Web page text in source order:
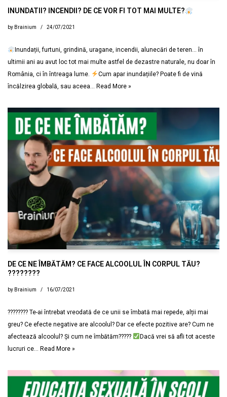
INUNDATII? INCENDII? DE CE VOR FI TOT MAI MULTE?
by Brainium 24/07/2021
Inundații, furtuni, grindină, uragane, incendii, alunecări de teren… în
ultimii ani au avut loc tot mai multe astfel de dezastre naturale, nu doar în
România, ci în întreaga lume.
Cum apar inundațiile? Poate fi de vină
încălzirea globală, sau aceea… Read More »
DE CE NE ÎMBĂTĂM? CE FACE ALCOOLUL ÎN CORPUL TĂU?
????????
by Brainium 16/07/2021
???????? Te-ai întrebat vreodată de ce unii se îmbată mai repede, alții mai
greu? Ce efecte negative are alcoolul? Dar ce efecte pozitive are? Cum ne
afectează alcoolul? Și cum ne îmbătăm?????
Dacă vrei să afli tot aceste
lucruri ce… Read More »